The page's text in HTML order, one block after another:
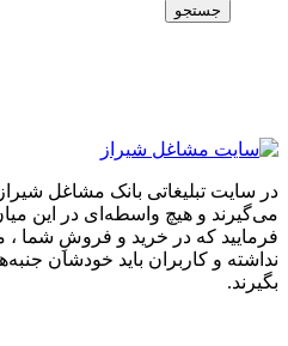
جستجو
در سایت تبلیغاتی بانک مشاغل
می‌گیرند و هیچ واسطه‌ای در این
فرمایید که در خرید و فروشِ شما ،
نداشته و کاربران باید خودشان
بگیرند.